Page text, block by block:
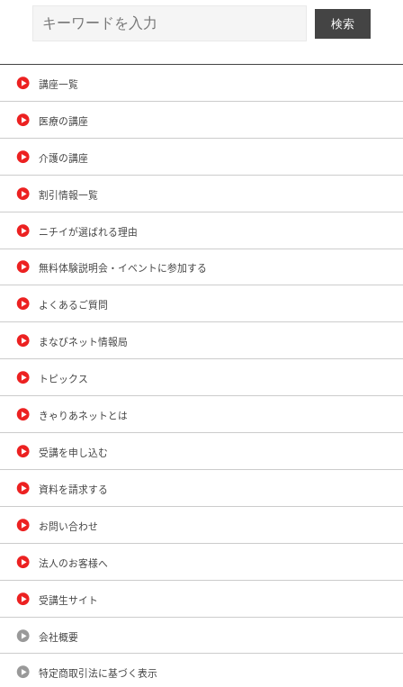
講座一覧
医療の講座
介護の講座
割引情報一覧
ニチイが選ばれる理由
無料体験説明会・イベントに参加する
よくあるご質問
まなびネット情報局
トピックス
きゃりあネットとは
受講を申し込む
資料を請求する
お問い合わせ
法人のお客様へ
受講生サイト
会社概要
特定商取引法に基づく表示